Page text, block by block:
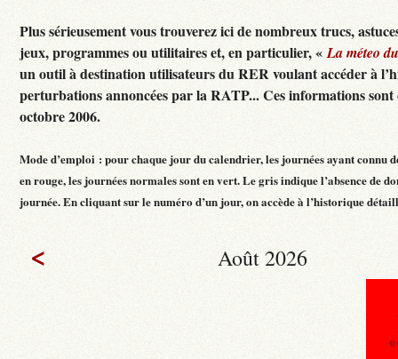
Plus sérieusement vous trouverez ici de nombreux trucs,
jeux, programmes ou utilitaires et, en particulier, «La méteo
un outil à destination utilisateurs du RER voulant accéder à
perturbations annoncées par la RATP... Ces informations sont
octobre 2006.
Mode d’emploi : pour chaque jour du calendrier, les journées ayant connu
en rouge, les journées normales sont en vert. Le gris indique l’absence de
journée. En cliquant sur le numéro d’un jour, on accède à l’historique
< Août 2026